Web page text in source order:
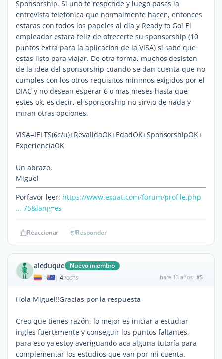
Sponsorship. Si uno te responde y luego pasas la
entrevista telefonica que normalmente hacen, entonces
estaras con todos los papeles al dia y Ready to Go! El
empleador estara feliz de ofrecerte su sponsorship (10
puntos extra para la aplicacion de la VISA) si sabe que
estas listo para viajar. De otra forma, muchos desisten
de la idea del sponsorship cuando se dan cuenta que no
cumples con los otros requisitos minimos exigidos por el
DIAC y no desean esperar 6 o mas meses hasta que
estes ok, es decir, el sponsorship no sirvio de nada y
miran otras opciones.
VISA=IELTS(6c/u)+RevalidaOK+EdadOK+SponsorshipOK+
ExperienciaOK
Un abrazo,
Miguel
Porfavor leer: https://www.expat.com/forum/profile.php
… 75&lang=es
Reaccionar Responder
aleduque Nuevo miembro
| 4POSTS hace 13 años #5
Hola Miguel!!Gracias por la respuesta
Creo que tienes razón, lo mejor es iniciar a estudiar
ingles fuertemente y conseguir los puntos faltantes,
para eso ya estoy averiguando aca alguna tutoría para
complementar los estudios que van por mi cuenta.